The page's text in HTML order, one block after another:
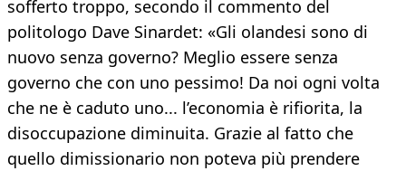
sofferto troppo, secondo il commento del
politologo Dave Sinardet: «Gli olandesi sono di
nuovo senza governo? Meglio essere senza
governo che con uno pessimo! Da noi ogni volta
che ne è caduto uno... l’economia è rifiorita, la
disoccupazione diminuita. Grazie al fatto che
quello dimissionario non poteva più prendere